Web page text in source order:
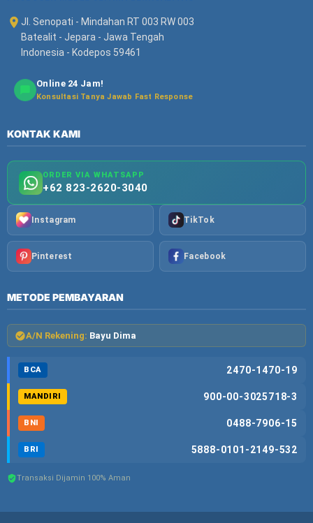
Jl. Senopati - Mindahan RT 003 RW 003
Batealit - Jepara - Jawa Tengah
Indonesia - Kodepos 59461
Online 24 Jam!
Konsultasi Tanya Jawab Fast Response
KONTAK KAMI
ORDER VIA WHATSAPP
+62 823-2620-3040
Instagram TikTok
Pinterest Facebook
METODE PEMBAYARAN
A/N Rekening: Bayu Dima
BCA 2470-1470-19
MANDIRI 900-00-3025718-3
BNI 0488-7906-15
BRI 5888-0101-2149-532
Transaksi Dijamin 100% Aman